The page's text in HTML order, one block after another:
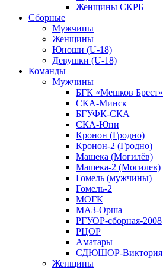
Женщины СКРБ
Сборные
Мужчины
Женщины
Юноши (U-18)
Девушки (U-18)
Команды
Мужчины
БГК «Мешков Брест»
СКА-Минск
БГУФК-СКА
СКА-Юни
Кронон (Гродно)
Кронон-2 (Гродно)
Машека (Могилёв)
Машека-2 (Могилев)
Гомель (мужчины)
Гомель-2
МОГК
МАЗ-Орша
РГУОР-сборная-2008
РЦОР
Аматары
СДЮШОР-Виктория
Женщины